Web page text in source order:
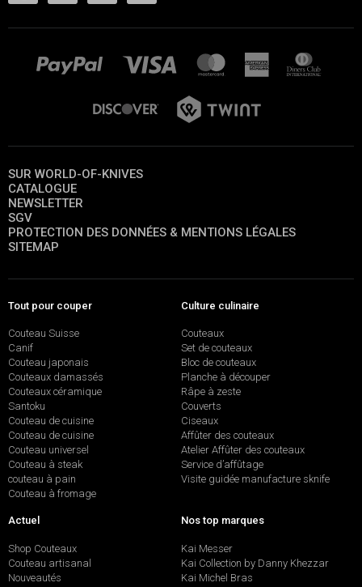
SUR WORLD-OF-KNIVES
CATALOGUE
NEWSLETTER
SGV
PROTECTION DES DONNÉES & MENTIONS LÉGALES
SITEMAP
Tout pour couper
Couteau Suisse
Canif
Couteau japonais
Couteaux damassés
Couteaux céramique
Santoku
Couteau de cuisine
Couteau de cuisine
Couteau universel
Couteau à steak
couteau à pain
Couteau à fromage
Culture culinaire
Couteaux
Set de couteaux
Bloc de couteaux
Planche à découper
Râpe à zeste
Couverts
Ciseaux
Affûter des couteaux
Atelier Affûter des couteaux
Service d’affûtage
Visite guidée manufacture sknife
Actuel
Shop Couteaux
Couteau artisanal
Nouveautés
Nos top marques
Kai Messer
Kai Collection by Danny Khezzar
Kai Michel Bras